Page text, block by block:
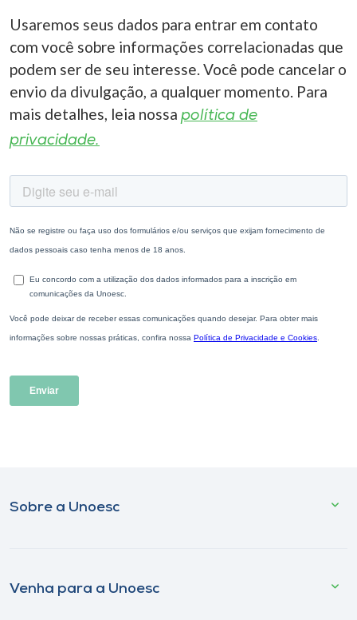
Usaremos seus dados para entrar em contato
com você sobre informações correlacionadas que
podem ser de seu interesse. Você pode cancelar o
envio da divulgação, a qualquer momento. Para
mais detalhes, leia nossa política de
privacidade.
Sobre a Unoesc
Venha para a Unoesc